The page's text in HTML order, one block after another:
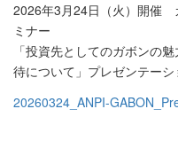
2026年3月24日（火）開催
ミナー
「投資先としてのガボンの
待について」プレゼンテー
20260324_ANPI-